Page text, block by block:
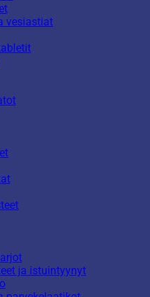
vesiastiat
ja istuintyynyt